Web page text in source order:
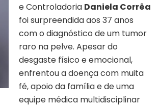
e Controladoria Daniela Corrêa
foi surpreendida aos 37 anos
com o diagnóstico de um tumor
raro na pelve. Apesar do
desgaste físico e emocional,
enfrentou a doença com muita
fé, apoio da família e de uma
equipe médica multidisciplinar